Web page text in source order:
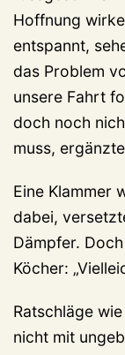
Hoffnung
entspannt,
das Problem
unsere Fahrt
doch noch
muss,
Eine Klammer
dabei,
Dämpfer.
Köcher:
Ratschläge
nicht mit